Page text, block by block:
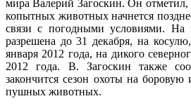
мира Валерий Загоскин. Он отметил,
копытных животных начнется
связи с погодными условиями. На
разрешена до 31 декабря, на
января 2012 года, на дикого
2012 года. В. Загоскин также
закончится сезон охоты на
пушных животных.